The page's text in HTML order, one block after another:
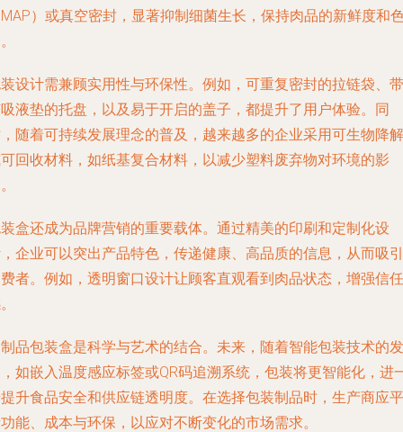
）或真空密封，显著抑制细菌生长，保持肉品的新鲜度和
设计需兼顾实用性与环保性。例如，可重复密封的拉链袋、带
液垫的托盘，以及易于开启的盖子，都提升了用户体验。同
随着可持续发展理念的普及，越来越多的企业采用可生物降解
回收材料，如纸基复合材料，以减少塑料废弃物对环境的影
盒还成为品牌营销的重要载体。通过精美的印刷和定制化设
企业可以突出产品特色，传递健康、高品质的信息，从而吸引
者。例如，透明窗口设计让顾客直观看到肉品状态，增强信任
品包装盒是科学与艺术的结合。未来，随着智能包装技术的发
如嵌入温度感应标签或QR码追溯系统，包装将更智能化，进
升食品安全和供应链透明度。在选择包装制品时，生产商应平
能、成本与环保，以应对不断变化的市场需求。